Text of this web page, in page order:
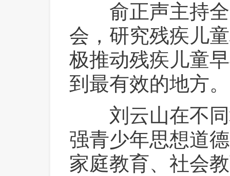
俞正声主持全
会，研究残疾儿
极推动残疾儿童
到最有效的地方。
刘云山在不同
强青少年思想道
家庭教育、社会